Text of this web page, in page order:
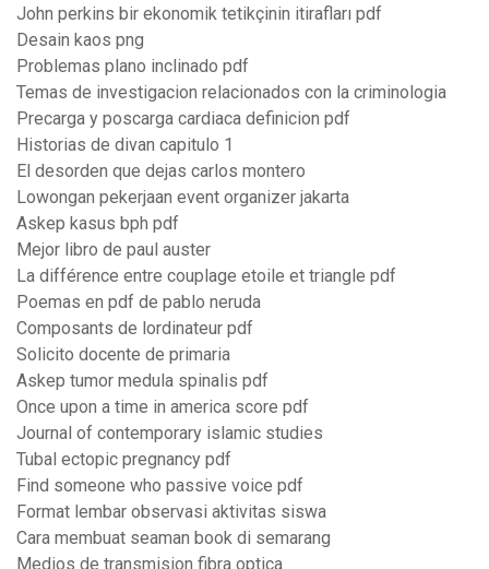
John perkins bir ekonomik tetikçinin itirafları pdf
Desain kaos png
Problemas plano inclinado pdf
Temas de investigacion relacionados con la criminologia
Precarga y poscarga cardiaca definicion pdf
Historias de divan capitulo 1
El desorden que dejas carlos montero
Lowongan pekerjaan event organizer jakarta
Askep kasus bph pdf
Mejor libro de paul auster
La différence entre couplage etoile et triangle pdf
Poemas en pdf de pablo neruda
Composants de lordinateur pdf
Solicito docente de primaria
Askep tumor medula spinalis pdf
Once upon a time in america score pdf
Journal of contemporary islamic studies
Tubal ectopic pregnancy pdf
Find someone who passive voice pdf
Format lembar observasi aktivitas siswa
Cara membuat seaman book di semarang
Medios de transmision fibra optica